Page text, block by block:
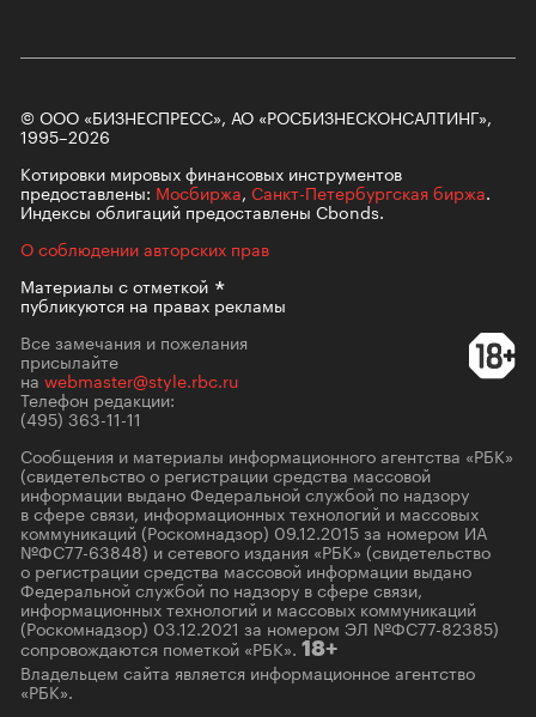
© ООО «БИЗНЕСПРЕСС», АО «РОСБИЗНЕСКОНСАЛТИНГ»,
1995–2026
Котировки мировых финансовых инструментов
предоставлены: Мосбиржа, Санкт-Петербургская биржа.
Индексы облигаций предоставлены Cbonds.
О соблюдении авторских прав
Материалы сотметкой
публикуются на правах рекламы
Все замечания и пожелания
присылайте
на webmaster@style.rbc.ru
Телефон редакции:
(495) 363-11-11
Сообщения и материалы информационного агентства «РБК»
(свидетельство о регистрации средства массовой
информации выдано Федеральной службой по надзору
в сфере связи, информационных технологий и массовых
коммуникаций (Роскомнадзор) 09.12.2015 за номером ИА
№ФС77-63848) и сетевого издания «РБК» (свидетельство
о регистрации средства массовой информации выдано
Федеральной службой по надзору в сфере связи,
информационных технологий и массовых коммуникаций
(Роскомнадзор) 03.12.2021 за номером ЭЛ №ФС77-82385)
сопровождаются пометкой «РБК». 18+
Владельцем сайта является информационное агентство
«РБК».